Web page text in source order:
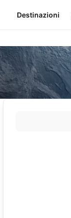
Destinazioni